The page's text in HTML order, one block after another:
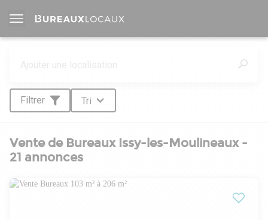
Filtrer Tri
Vente de Bureaux Issy-les-Moulineaux -
21 annonces